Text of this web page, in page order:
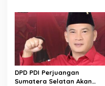
dan Perkuat Akses Warga
Jayaloka
DPD PDI Perjuangan
Sumatera Selatan Akan